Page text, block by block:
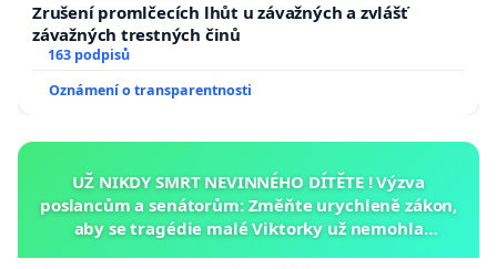
Zrušení promlčecích lhůt u závažných a zvlášť
závažných trestných činů
163 podpisů
Oznámení o transparentnosti
UŽ NIKDY SMRT NEVINNÉHO DÍTĚTE ! Výzva
poslancům a senátorům: Změňte urychleně zákon,
aby se tragédie malé Viktorky už nemohla